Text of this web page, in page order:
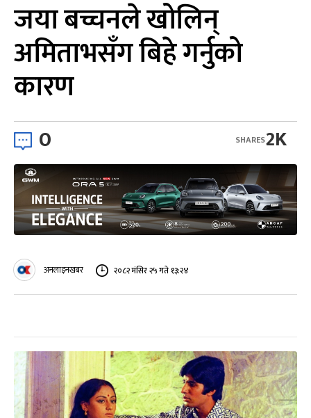
जया बच्चनले खोलिन्
अमिताभसँग बिहे गर्नुको
कारण
0 2K
SHARES
अनलाइनखबर २०८२ मंसिर २५ गते १३:२४